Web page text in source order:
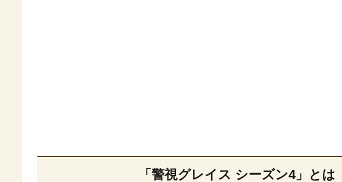
「警視グレイス シーズン4」とは